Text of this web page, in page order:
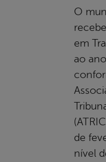
O
em
ao
de
nível